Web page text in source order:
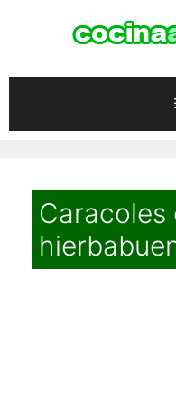
Caracoles